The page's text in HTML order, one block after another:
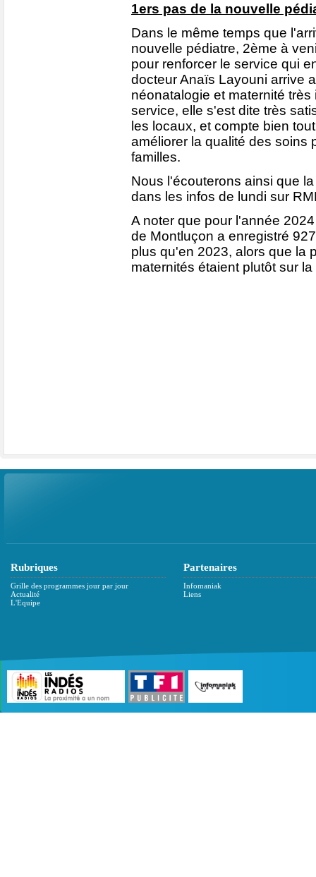
1ers pas de la nouvelle
Dans le même temps que
nouvelle pédiatre, 2ème à
pour renforcer le service qui
docteur Anaïs Layouni arrive
néonatalogie et maternité
service, elle s'est dite très
les locaux, et compte bien
améliorer la qualité des soins
familles.
Nous l'écouterons ainsi que
dans les infos de lundi sur
A noter que pour l'année
de Montluçon a enregistré
plus qu'en 2023, alors que la
maternités étaient plutôt sur
Rubriques
Grille des programmes jour par jour
Actualité
L'Equipe
Partenaires
Infomaniak
Liens